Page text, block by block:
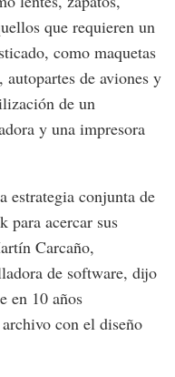
que requieren un
como maquetas
de aviones y
de un
y una impresora
estrategia conjunta de
para acercar sus
Carcaño,
de software, dijo
en 10 años
con el diseño